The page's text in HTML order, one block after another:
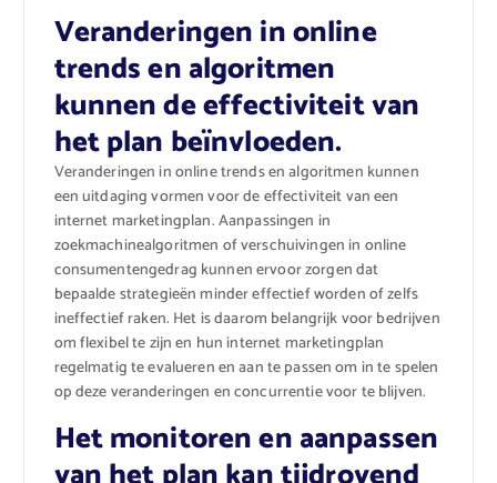
Veranderingen in online
trends en algoritmen
kunnen de effectiviteit van
het plan beïnvloeden.
Veranderingen in online trends en algoritmen kunnen
een uitdaging vormen voor de effectiviteit van een
internet marketingplan. Aanpassingen in
zoekmachinealgoritmen of verschuivingen in online
consumentengedrag kunnen ervoor zorgen dat
bepaalde strategieën minder effectief worden of zelfs
ineffectief raken. Het is daarom belangrijk voor bedrijven
om flexibel te zijn en hun internet marketingplan
regelmatig te evalueren en aan te passen om in te spelen
op deze veranderingen en concurrentie voor te blijven.
Het monitoren en aanpassen